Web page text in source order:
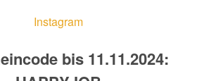
Instagram
bis 11.11.2024: